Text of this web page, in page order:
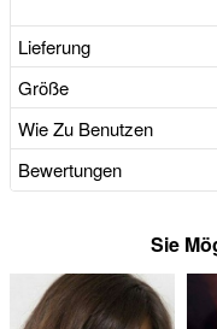
Lieferung
Größe
Wie Zu Benutzen
Bewertungen
Sie